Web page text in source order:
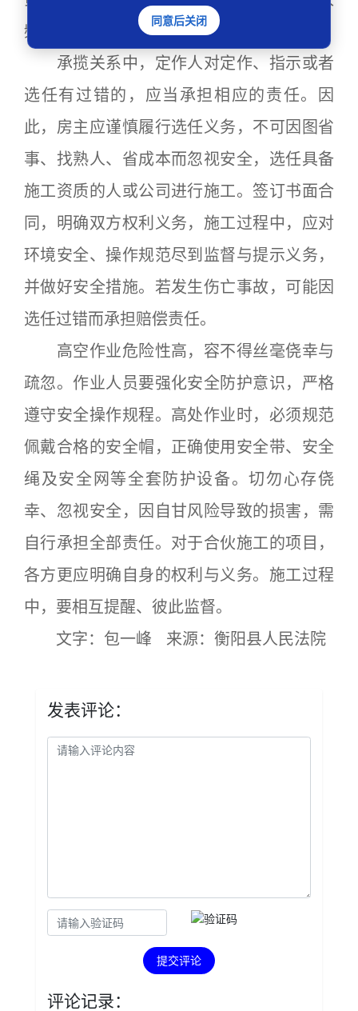
频发。
承揽关系中，定作人对定作、指示或者
选任有过错的，应当承担相应的责任。因
此，房主应谨慎履行选任义务，不可因图省
事、找熟人、省成本而忽视安全，选任具备
施工资质的人或公司进行施工。签订书面合
同，明确双方权利义务，施工过程中，应对
环境安全、操作规范尽到监督与提示义务，
并做好安全措施。若发生伤亡事故，可能因
选任过错而承担赔偿责任。
高空作业危险性高，容不得丝毫侥幸与
疏忽。作业人员要强化安全防护意识，严格
遵守安全操作规程。高处作业时，必须规范
佩戴合格的安全帽，正确使用安全带、安全
绳及安全网等全套防护设备。切勿心存侥
幸、忽视安全，因自甘风险导致的损害，需
自行承担全部责任。对于合伙施工的项目，
各方更应明确自身的权利与义务。施工过程
中，要相互提醒、彼此监督。
文字：包一峰 来源：衡阳县人民法院
发表评论：
提交评论
评论记录：
同意后关闭